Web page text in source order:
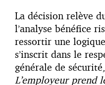
La décision relève
l’analyse bénéfice
ressortir une
s’inscrit dans le
générale de
L’employeur prend